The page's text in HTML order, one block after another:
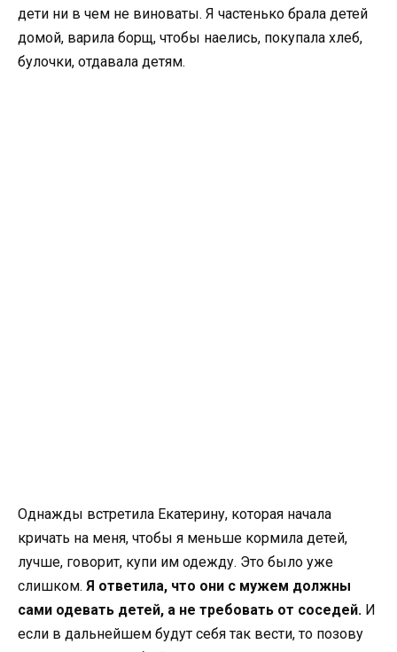
дети ни в чем не виноваты. Я частенько брала детей
домой, варила борщ, чтобы наелись, покупала хлеб,
булочки, отдавала детям.
Однажды встретила Екатерину, которая начала
кричать на меня, чтобы я меньше кормила детей,
лучше, говорит, купи им одежду. Это было уже
слишком. Я ответила, что они с мужем должны
сами одевать детей, а не требовать от соседей. И
если в дальнейшем будут себя так вести, то позову